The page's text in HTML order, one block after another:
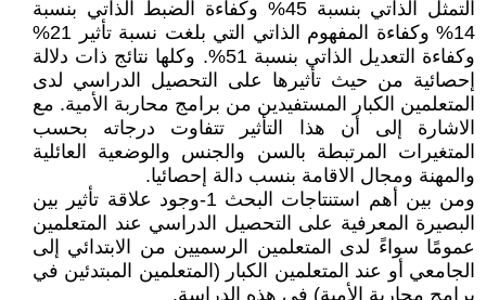
التمثل الذاتي بنسبة 45% وكفاءة الضبط الذاتي بنسبة
14% وكفاءة المفهوم الذاتي التي بلغت نسبة تأثير 21%
وكفاءة التعديل الذاتي بنسبة 51%. وكلها نتائج ذات دلالة
إحصائية من حيث تأثيرها على التحصيل الدراسي لدى
المتعلمين الكبار المستفيدين من برامج محاربة الأمية. مع
الاشارة إلى أن هذا التأثير تتفاوت درجاته بحسب
المتغيرات المرتبطة بالسن والجنس والوضعية العائلية
والمهنة ومجال الاقامة بنسب دالة إحصائيا.
ومن بين أهم استنتاجات البحث 1-وجود علاقة تأثير بين
البصيرة المعرفية على التحصيل الدراسي عند المتعلمين
عمومًا سواءً لدى المتعلمين الرسميين من الابتدائي إلى
الجامعي أو عند المتعلمين الكبار (المتعلمين المبتدئين في
برامج محاربة الأمية) في هذه الدراسة.